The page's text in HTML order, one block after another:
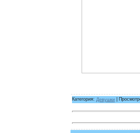
Категория: Девушки|